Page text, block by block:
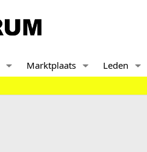
Marktplaats Leden